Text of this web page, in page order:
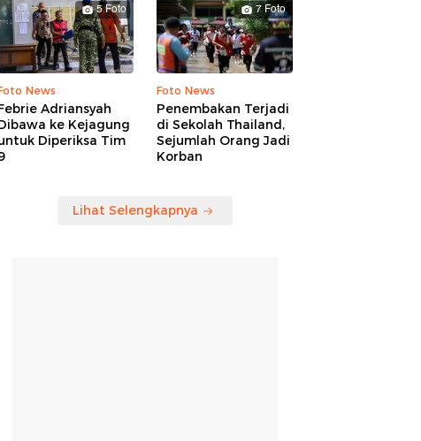
5 Foto
News
Adriansyah
ke Kejagung
Diperiksa Tim
7 Foto
Foto News
Penembakan Terjadi
di Sekolah Thailand,
Sejumlah Orang Jadi
Korban
Lihat Selengkapnya